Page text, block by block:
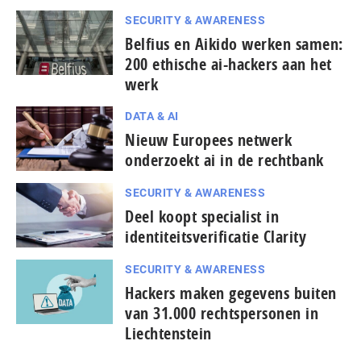
SECURITY & AWARENESS
Belfius en Aikido werken samen:
200 ethische ai-hackers aan het
werk
DATA & AI
Nieuw Europees netwerk
onderzoekt ai in de rechtbank
SECURITY & AWARENESS
Deel koopt specialist in
identiteitsverificatie Clarity
SECURITY & AWARENESS
Hackers maken gegevens buiten
van 31.000 rechtspersonen in
Liechtenstein